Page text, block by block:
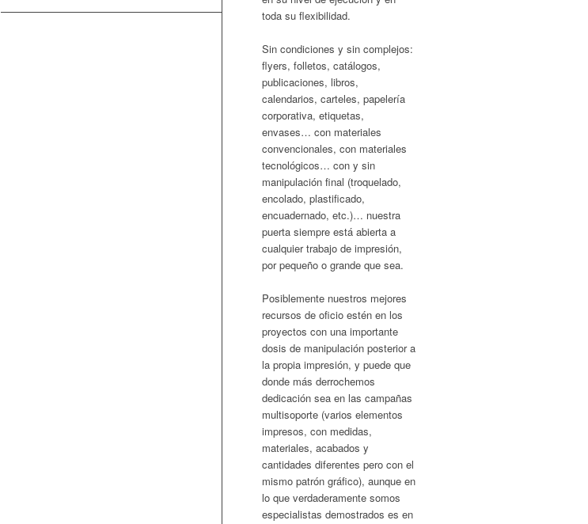
toda su flexibilidad.
Sin condiciones y sin complejos:
flyers, folletos, catálogos,
publicaciones, libros,
calendarios, carteles, papelería
corporativa, etiquetas,
envases… con materiales
convencionales, con materiales
tecnológicos… con y sin
manipulación final (troquelado,
encolado, plastificado,
encuadernado, etc.)… nuestra
puerta siempre está abierta a
cualquier trabajo de impresión,
por pequeño o grande que sea.
Posiblemente nuestros mejores
recursos de oficio estén en los
proyectos con una importante
dosis de manipulación posterior a
la propia impresión, y puede que
donde más derrochemos
dedicación sea en las campañas
multisoporte (varios elementos
impresos, con medidas,
materiales, acabados y
cantidades diferentes pero con el
mismo patrón gráfico), aunque en
lo que verdaderamente somos
especialistas demostrados es en